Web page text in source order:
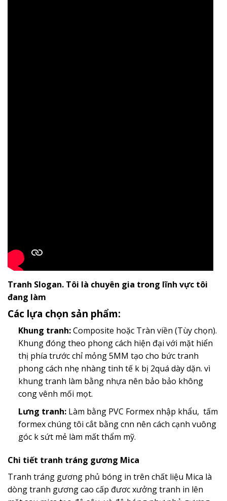
Tranh Slogan. Tôi là chuyên gia trong lĩnh vực tôi
đang làm
Các lựa chọn sản phẩm:
Khung tranh:Composite hoặc Tràn viền (Tùy chọn).
Khung đóng theo phong cách hiện đại với mặt hiển
thị phía trước chỉ mỏng 5MM tạo cho bức tranh
phong cách nhẹ nhàng tinh tế k bị 2quá dày dặn. vì
khung tranh làm bằng nhựa nên bảo bảo không
cong vênh mối mọt.
Lưng tranh:Làm bằng PVC Formex nhập khẩu, tấm
formex chúng tôi cắt bằng cnn nên cách cạnh vuông
góc k sứt mẻ làm mất thẩm mỹ.
Chi tiết tranh tráng gương Mica
Tranh tráng gương phủ bóng in trên chất liệu Mica là
dòng tranh gương cao cấp đươc xưởng tranh in lên